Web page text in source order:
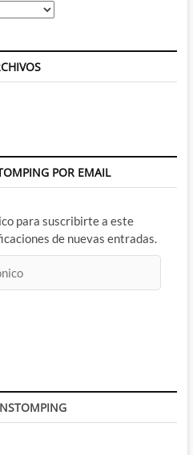
POR EMAIL
para suscribirte a este
de nuevas entradas.